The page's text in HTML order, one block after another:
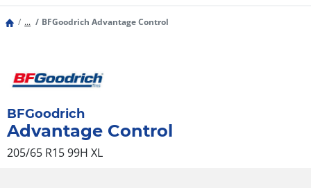
... BFGoodrich Advantage Control
BFGoodrich
Advantage Control
205/65 R15 99H XL